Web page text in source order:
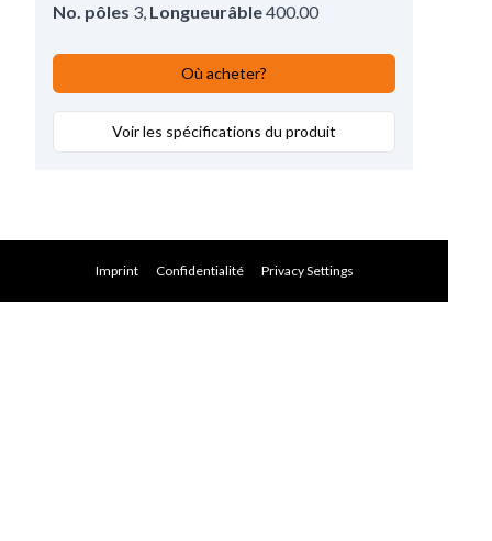
No. pôles 3, Longueurâble400.00
Où acheter?
Voir les spécifications du produit
Imprint Confidentialité Privacy Settings